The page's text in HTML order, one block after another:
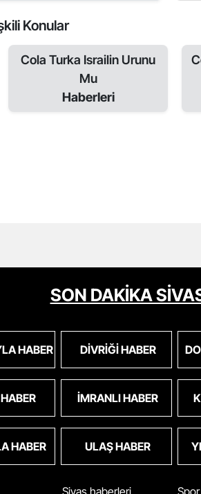
Konular
Cola Turka Israilin Urunu
Mu
Haberleri
SON DAKİKA
HABER DIVRIĞI HABER
İMRANLI HABER
HABER ULAŞ HABER
Sivas haberleri Spor